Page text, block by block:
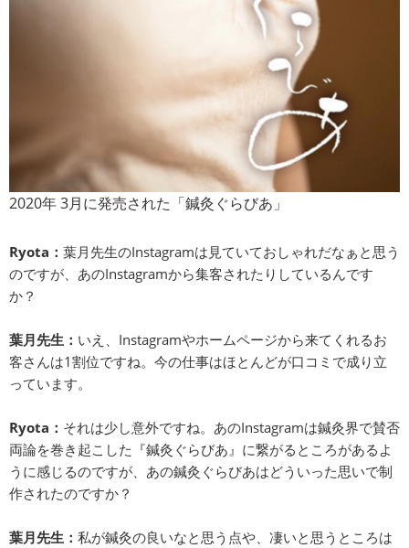
2020年 3月に発売された「鍼灸ぐらびあ」
Ryota： 葉月先生のInstagramは見ていておしゃれだなぁと思う
のですが、あのInstagramから集客されたりしているんです
か？
葉月先生： いえ、Instagramやホームページから来てくれるお
客さんは1割位ですね。今の仕事はほとんどが口コミで成り立
っています。
Ryota： それは少し意外ですね。あのInstagramは鍼灸界で賛否
両論を巻き起こした『鍼灸ぐらびあ』に繋がるところがあるよ
うに感じるのですが、あの鍼灸ぐらびあはどういった思いで制
作されたのですか？
葉月先生： 私が鍼灸の良いなと思う点や、凄いと思うところは